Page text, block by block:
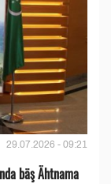
29.07.2026 - 09:21
bäş Ähtnama